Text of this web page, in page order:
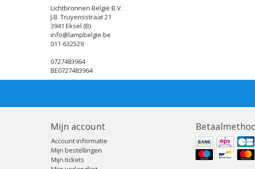
Lichtbronnen België B.V.
J.B. Truyensstraat 21
3941 Eksel (B)
info@lampbelgie.be
011-632529
0727483964
BE0727483964
Mijn account
Account informatie
Mijn bestellingen
Mijn tickets